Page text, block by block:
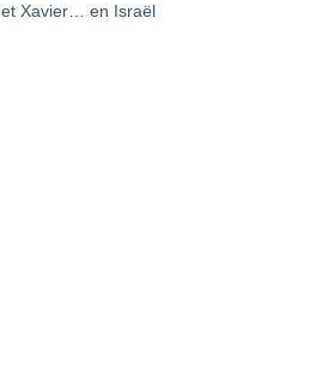
Xavier… en Israël